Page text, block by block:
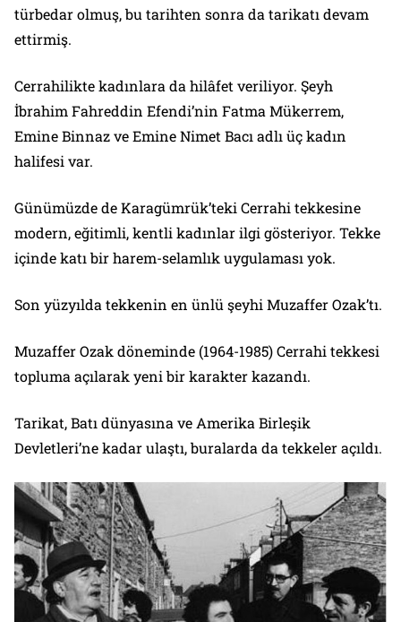
türbedar olmuş, bu tarihten sonra da tarikatı devam
ettirmiş.
Cerrahilikte kadınlara da hilâfet veriliyor. Şeyh
İbrahim Fahreddin Efendi’nin Fatma Mükerrem,
Emine Binnaz ve Emine Nimet Bacı adlı üç kadın
halifesi var.
Günümüzde de Karagümrük’teki Cerrahi tekkesine
modern, eğitimli, kentli kadınlar ilgi gösteriyor. Tekke
içinde katı bir harem-selamlık uygulaması yok.
Son yüzyılda tekkenin en ünlü şeyhi Muzaffer Ozak’tı.
Muzaffer Ozak döneminde (1964-1985) Cerrahi tekkesi
topluma açılarak yeni bir karakter kazandı.
Tarikat, Batı dünyasına ve Amerika Birleşik
Devletleri’ne kadar ulaştı, buralarda da tekkeler açıldı.